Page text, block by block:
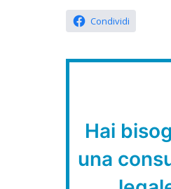
Condividi
Hai
una